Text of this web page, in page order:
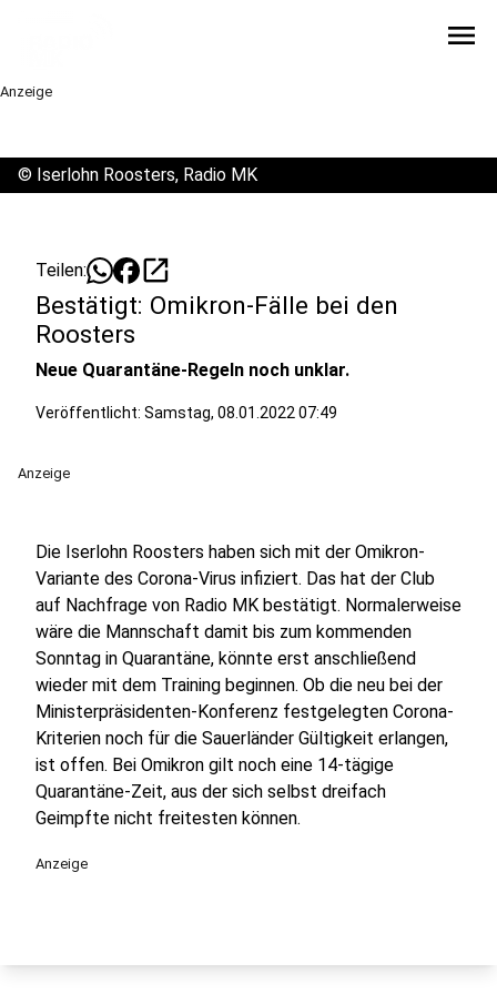
menu
Anzeige
© Iserlohn Roosters, Radio MK
Teilen: open_in_new
Bestätigt: Omikron-Fälle bei den
Roosters
Neue Quarantäne-Regeln noch unklar.
Veröffentlicht: Samstag, 08.01.2022 07:49
Anzeige
Die Iserlohn Roosters haben sich mit der Omikron-
Variante des Corona-Virus infiziert. Das hat der Club
auf Nachfrage von Radio MK bestätigt. Normalerweise
wäre die Mannschaft damit bis zum kommenden
Sonntag in Quarantäne, könnte erst anschließend
wieder mit dem Training beginnen. Ob die neu bei der
Ministerpräsidenten-Konferenz festgelegten Corona-
Kriterien noch für die Sauerländer Gültigkeit erlangen,
ist offen. Bei Omikron gilt noch eine 14-tägige
Quarantäne-Zeit, aus der sich selbst dreifach
Geimpfte nicht freitesten können.
Anzeige